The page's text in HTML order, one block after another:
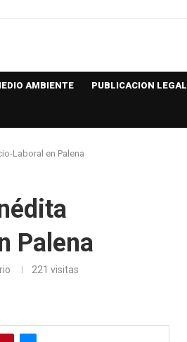
AMBIENTE PUBLICACION LEGAL
Laboral en Palena
Palena
221 visitas